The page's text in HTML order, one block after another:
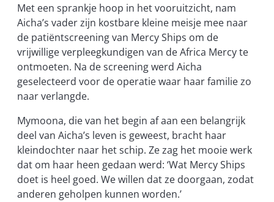
Met een sprankje hoop in het vooruitzicht, nam
Aicha’s vader zijn kostbare kleine meisje mee naar
de patiëntscreening van Mercy Ships om de
vrijwillige verpleegkundigen van de Africa Mercy te
ontmoeten. Na de screening werd Aicha
geselecteerd voor de operatie waar haar familie zo
naar verlangde.
Mymoona, die van het begin af aan een belangrijk
deel van Aicha’s leven is geweest, bracht haar
kleindochter naar het schip. Ze zag het mooie werk
dat om haar heen gedaan werd: ‘Wat Mercy Ships
doet is heel goed. We willen dat ze doorgaan, zodat
anderen geholpen kunnen worden.’